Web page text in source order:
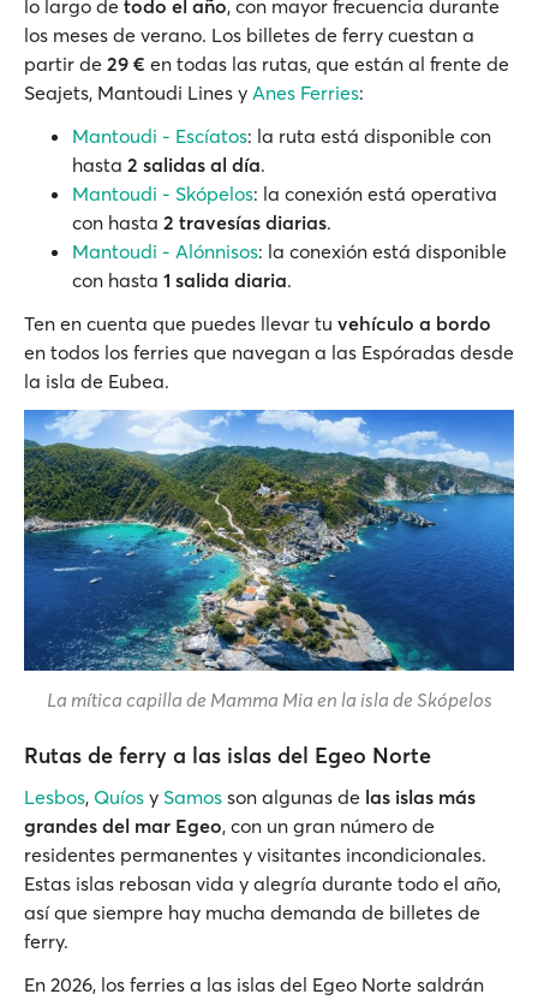
lo largo de todo el año, con mayor frecuencia durante
los meses de verano. Los billetes de ferry cuestan a
partir de 29 € en todas las rutas, que están al frente de
Seajets, Mantoudi Lines y Anes Ferries:
Mantoudi - Escíatos: la ruta está disponible con
hasta 2 salidas al día.
Mantoudi - Skópelos: la conexión está operativa
con hasta 2 travesías diarias.
Mantoudi - Alónnisos: la conexión está disponible
con hasta 1 salida diaria.
Ten en cuenta que puedes llevar tu vehículo a bordo
en todos los ferries que navegan a las Espóradas desde
la isla de Eubea.
La mítica capilla de Mamma Mia en la isla de Skópelos
Rutas de ferry a las islas del Egeo Norte
Lesbos, Quíos y Samos son algunas de las islas más
grandes del mar Egeo, con un gran número de
residentes permanentes y visitantes incondicionales.
Estas islas rebosan vida y alegría durante todo el año,
así que siempre hay mucha demanda de billetes de
ferry.
En 2026, los ferries a las islas del Egeo Norte saldrán